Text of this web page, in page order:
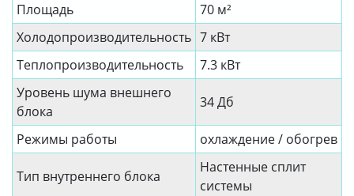
Площадь
70 м²
Холодопроизводительность 7 кВт
Теплопроизводительность
7.3 кВт
Уровень шума внешнего
блока
34 Дб
Режимы работы охлаждение / обогрев
Тип внутреннего блока
Настенные сплит
системы